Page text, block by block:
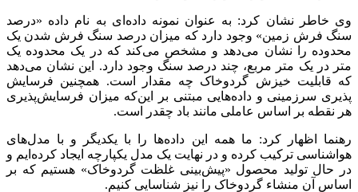
وی خاطر نشان کرد: به عنوان نمونه داده‌ای به نام داده «درصد
سنگ فرش زمین» وجود دارد که میزان درصد سنگ فرش شدن یک
محدوده را نشان می‌دهد و مشخص می‌کند که در یک محدوده یک
متر در یک متر مربع، چند درصد سنگ وجود دارد. این نشان می‌دهد
که قابلیت خیزش گردوخاک چه مقدار است. همچنین فرسایش
پذیری سرزمینی و داده‌هایی مبتنی بر این‌که میزان فرسایش‌پذیری
هر نقطه بر اساس عاملی مانند باد چقدر است.
رهنما اظهار کرد: ما همه این داده‌ها را با یکدیگر و با مدل‌های
هواشناسی ترکیب کرده و در نهایت یک مدل یکپارچه ایجاد کرده‌ایم و
در حال تولید محصول «پیش‌بینی غلظت گردوخاک» هستیم که بر
اساس آن منشاء گردوخاک را نیز شناسایی کنیم.